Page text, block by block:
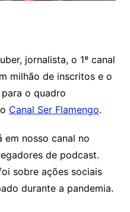
jornalista, o 1º canal
milhão de inscritos e o
o quadro
Canal Ser Flamengo.
em nosso canal no
de podcast.
sobre ações sociais
durante a pandemia.